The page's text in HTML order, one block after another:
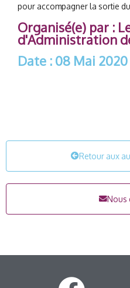
pour accompagner la sortie
Organisé(e) par :
d'Administration
Date : 08 Mai 2020
Retour aux
Nous